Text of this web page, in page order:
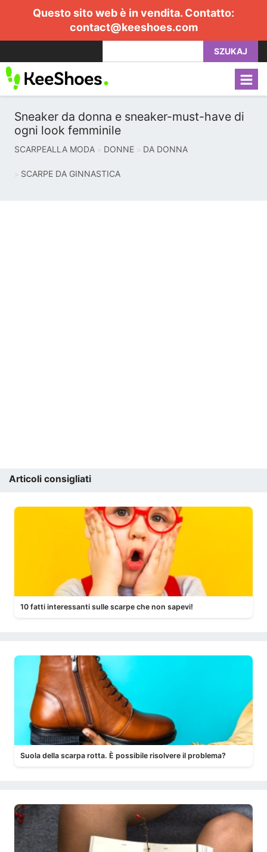
Questo sito web è in vendita. Contatto:
contact@keeshoes.com
SZUKAJ
Sneaker da donna e sneaker-must-have di
ogni look femminile
SCARPEALLA MODA DONNE DA DONNA
SCARPE DA GINNASTICA
Articoli consigliati
10 fatti interessanti sulle scarpe che non sapevi!
Suola della scarpa rotta. È possibile risolvere il problema?